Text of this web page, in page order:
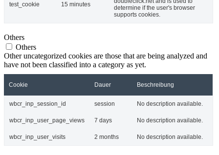
test_cookie 15 minutes
determine if the user's browser
supports cookies.
Others
Others
Other uncategorized cookies are those that are being analyzed and
have not been classified into a category as yet.
Cookie Dauer Beschreibung
wbcr_inp_session_id session No description available.
wbcr_inp_user_page_views 7 days No description available.
wbcr_inp_user_visits 2 months No description available.